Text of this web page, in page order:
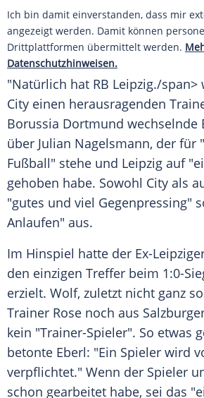
Ich bin damit einverstanden, dass mir
angezeigt werden. Damit können
Drittplattformen übermittelt werden.
Datenschutzhinweisen.
"Natürlich hat RB Leipzig./span>
City einen herausragenden
Borussia Dortmund wechselnde
über Julian Nagelsmann, der für
Fußball" stehe und Leipzig auf
gehoben habe. Sowohl City als
"gutes und viel Gegenpressing"
Anlaufen" aus.
Im Hinspiel hatte der Ex-
den einzigen Treffer beim 1:0-
erzielt. Wolf, zuletzt nicht ganz
Trainer Rose noch aus
kein "Trainer-Spieler". So etwas
betonte Eberl: "Ein Spieler wird
verpflichtet." Wenn der Spieler
schon gearbeitet habe, sei das